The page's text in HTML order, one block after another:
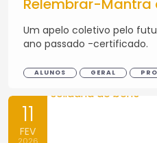
Relembrar-
Um apelo coletivo pelo
ano passado -certificado.
ALUNOS GERAL
11
FEV